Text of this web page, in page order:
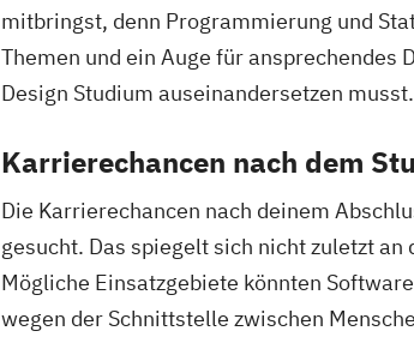
mitbringst, denn Programmierung und
Themen und ein Auge für ansprechendes
Design Studium auseinandersetzen musst.
Karrierechancen nach dem
Die Karrierechancen nach deinem
gesucht. Das spiegelt sich nicht zuletzt
Mögliche Einsatzgebiete könnten
wegen der Schnittstelle zwischen